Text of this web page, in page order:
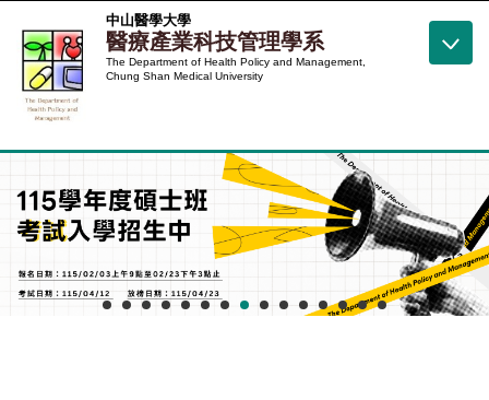
到
主
要
容
中山醫學大學
醫療產業科技管理學系
The Department of Health Policy and Management,
Chung Shan Medical University